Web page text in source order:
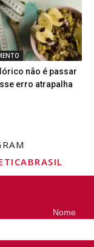
não é passar
erro atrapalha
Nome